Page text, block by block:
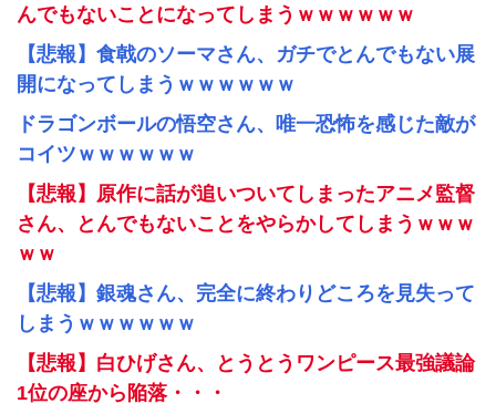
んでもないことになってしまうｗｗｗｗｗｗ
【悲報】食戟のソーマさん、ガチでとんでもない展
開になってしまうｗｗｗｗｗｗ
ドラゴンボールの悟空さん、唯一恐怖を感じた敵が
コイツｗｗｗｗｗｗ
【悲報】原作に話が追いついてしまったアニメ監督
さん、とんでもないことをやらかしてしまうｗｗｗ
ｗｗ
【悲報】銀魂さん、完全に終わりどころを見失って
しまうｗｗｗｗｗｗ
【悲報】白ひげさん、とうとうワンピース最強議論
1位の座から陥落・・・